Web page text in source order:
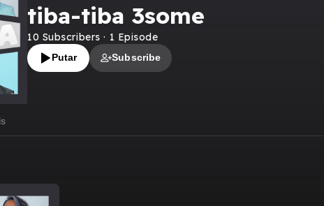
tiba-tiba 3some
10 Subscribers · 1 Episode
Putar Subscribe